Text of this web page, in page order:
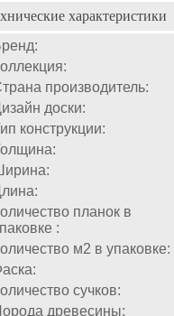
характеристики
производитель:
доски:
конструкции:
планок в
:
м2 в упаковке:
сучков:
древесины: